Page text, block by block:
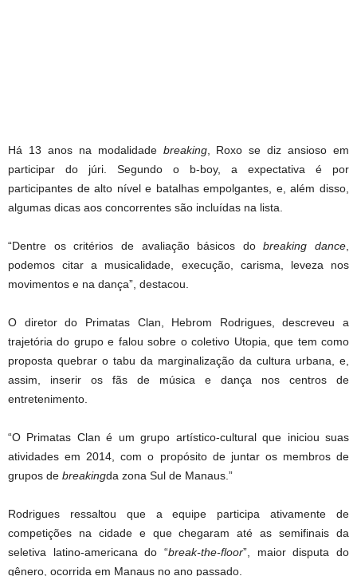
Há 13 anos na modalidade breaking, Roxo se diz ansioso em
participar do júri. Segundo o b-boy, a expectativa é por
participantes de alto nível e batalhas empolgantes, e, além disso,
algumas dicas aos concorrentes são incluídas na lista.
“Dentre os critérios de avaliação básicos dobreaking dance
podemos citar a musicalidade, execução, carisma, leveza nos
movimentos e na dança”, destacou.
O diretor do Primatas Clan, Hebrom Rodrigues, descreveu a
trajetória do grupo e falou sobre o coletivo Utopia, que tem como
proposta quebrar o tabu da marginalização da cultura urbana, e,
assim, inserir os fãs de música e dança nos centros de
entretenimento.
“O Primatas Clan é um grupo artístico-cultural que iniciou suas
atividades em 2014, com o propósito de juntar os membros de
grupos de breakingda zona Sul de Manaus.”
Rodrigues ressaltou que a equipe participa ativamente de
competições na cidade e que chegaram até as semifinais da
seletiva latino-americana do “break-the-floor”, maior disputa do
gênero, ocorrida em Manaus no ano passado.